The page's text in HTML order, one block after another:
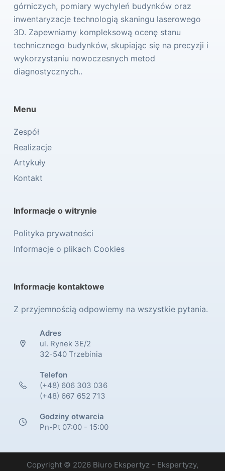
górniczych, pomiary wychyleń budynków oraz
inwentaryzacje technologią skaningu laserowego
3D. Zapewniamy kompleksową ocenę stanu
technicznego budynków, skupiając się na precyzji i
wykorzystaniu nowoczesnych metod
diagnostycznych..
Menu
Zespół
Realizacje
Artykuły
Kontakt
Informacje o witrynie
Polityka prywatności
Informacje o plikach Cookies
Informacje kontaktowe
Z przyjemnością odpowiemy na wszystkie pytania.
Adres
ul. Rynek 3E/2
32-540 Trzebinia
Telefon
(+48) 606 303 036
(+48) 667 652 713
Godziny otwarcia
Pn-Pt 07:00 - 15:00
Copyright © 2026 Biuro Ekspertyz - Ekspertyzy,